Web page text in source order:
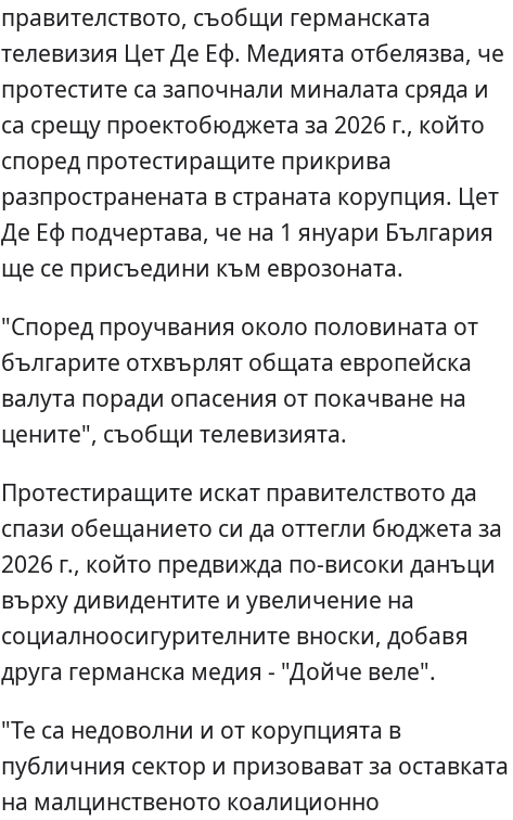
правителството, съобщи германската
телевизия Цет Де Еф. Медията отбелязва, че
протестите са започнали миналата сряда и
са срещу проектобюджета за 2026 г., който
според протестиращите прикрива
разпространената в страната корупция. Цет
Де Еф подчертава, че на 1 януари България
ще се присъедини към еврозоната.
"Според проучвания около половината от
българите отхвърлят общата европейска
валута поради опасения от покачване на
цените", съобщи телевизията.
Протестиращите искат правителството да
спази обещанието си да оттегли бюджета за
2026 г., който предвижда по-високи данъци
върху дивидентите и увеличение на
социалноосигурителните вноски, добавя
друга германска медия - "Дойче веле".
"Те са недоволни и от корупцията в
публичния сектор и призовават за оставката
на малцинственото коалиционно